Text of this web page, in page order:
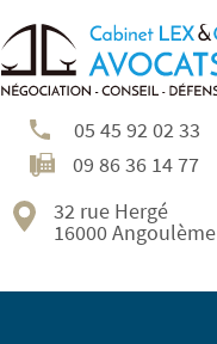
05 45 92 02 33
09 86 36 14 77
32 rue Hergé
16000 Angoulème